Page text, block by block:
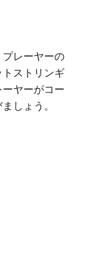
レーヤーの
ストリンギ
ヤーがコー
しょう。